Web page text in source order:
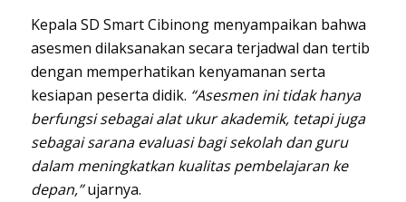
Kepala SD Smart Cibinong menyampaikan bahwa
asesmen dilaksanakan secara terjadwal dan tertib
dengan memperhatikan kenyamanan serta
kesiapan peserta didik. “Asesmen ini tidak hanya
berfungsi sebagai alat ukur akademik, tetapi juga
sebagai sarana evaluasi bagi sekolah dan guru
dalam meningkatkan kualitas pembelajaran ke
depan,”ujarnya.